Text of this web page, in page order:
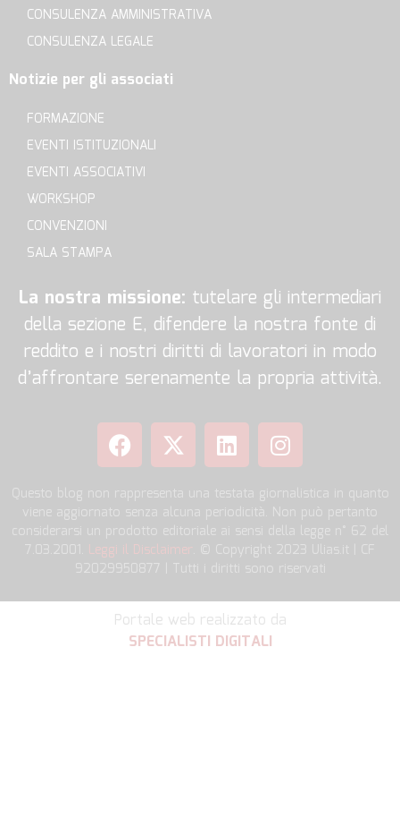
CONSULENZA AMMINISTRATIVA
CONSULENZA LEGALE
Notizie per gli associati
FORMAZIONE
EVENTI ISTITUZIONALI
EVENTI ASSOCIATIVI
WORKSHOP
CONVENZIONI
SALA STAMPA
La nostra missione: tutelare gli intermediari
della sezione E, difendere la nostra fonte di
reddito e i nostri diritti di lavoratori in modo
d’affrontare serenamente la propria attività.
Questo blog non rappresenta una testata giornalistica in quanto
viene aggiornato senza alcuna periodicità. Non può pertanto
considerarsi un prodotto editoriale ai sensi della legge n° 62 del
7.03.2001. Leggi il Disclaimer . © Copyright 2023 Ulias.it | CF
92029950877 | Tutti i diritti sono riservati
Portale web realizzato da
SPECIALISTI DIGITALI